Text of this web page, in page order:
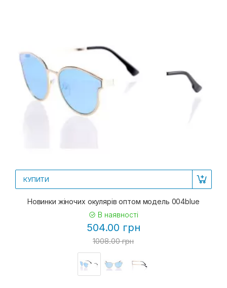
КУПИТИ
Новинки жіночих окулярів оптом модель 004blue
В наявності
504.00 грн
1008.00 грн